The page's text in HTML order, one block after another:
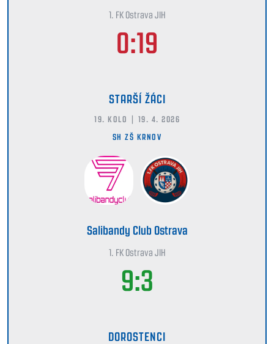
1. FK Ostrava JIH
0:19
STARŠÍ ŽÁCI
19. KOLO | 19. 4. 2026
SH ZŠ KRNOV
Salibandy Club Ostrava
1. FK Ostrava JIH
9:3
DOROSTENCI